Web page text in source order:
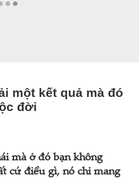
một kết quả mà đó
đời
mà ở đó bạn không
cứ điều gì, nó chỉ mang